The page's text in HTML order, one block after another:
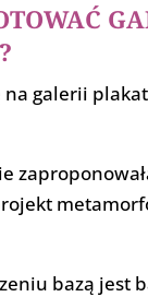
na galerii
bazą jest